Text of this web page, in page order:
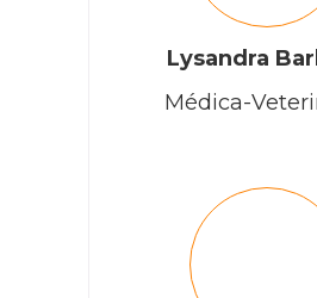
Lysandra
Médica-